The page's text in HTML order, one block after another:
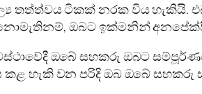
තත්ත්වය ටිකක් නරක විය හැකියි.
ඔබට ඉක්මනින්
ඔබේ සහකරු ඔබට
හැකි වන පරිදි ඔබ ඔබේ සහකරු